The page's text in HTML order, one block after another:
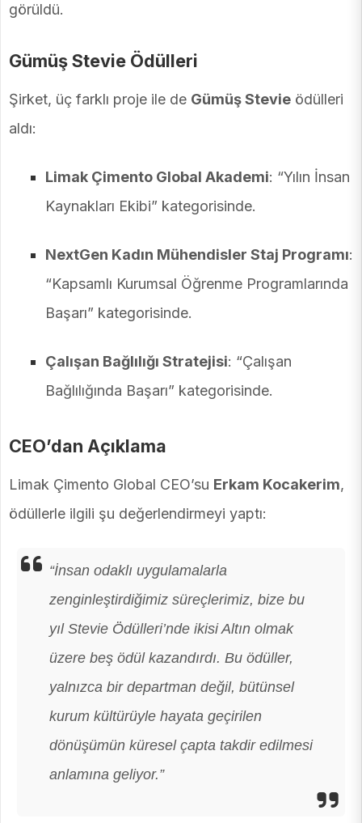
görüldü.
Gümüş Stevie Ödülleri
Şirket, üç farklı proje ile de Gümüş Stevie ödülleri
aldı:
Limak Çimento Global Akademi: “Yılın İnsan
Kaynakları Ekibi” kategorisinde.
NextGen Kadın Mühendisler Staj Programı:
“Kapsamlı Kurumsal Öğrenme Programlarında
Başarı” kategorisinde.
Çalışan Bağlılığı Stratejisi: “Çalışan
Bağlılığında Başarı” kategorisinde.
CEO’dan Açıklama
Limak Çimento Global CEO’su Erkam Kocakerim,
ödüllerle ilgili şu değerlendirmeyi yaptı:
“İnsan odaklı uygulamalarla
zenginleştirdiğimiz süreçlerimiz, bize bu
yıl Stevie Ödülleri’nde ikisi Altın olmak
üzere beş ödül kazandırdı. Bu ödüller,
yalnızca bir departman değil, bütünsel
kurum kültürüyle hayata geçirilen
dönüşümün küresel çapta takdir edilmesi
anlamına geliyor.”